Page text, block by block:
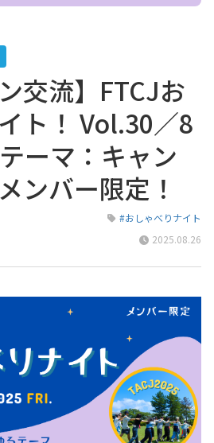
交流】FTCJお
ト！ Vol.30／8
ーマ：キャン
ンバー限定！
#おしゃべりナイト
2025.08.26